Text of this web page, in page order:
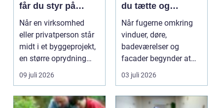
får du styr på
affald og
materialer
Når en virksomhed
eller privatperson står
midt i et byggeprojekt,
en større oprydning
eller løbende ...
09 juli 2026
du tætte og
holdbare fuger
Når fugerne omkring
vinduer, døre,
badeværelser og
facader begynder at
slippe, kan det hurtigt
03 juli 2026